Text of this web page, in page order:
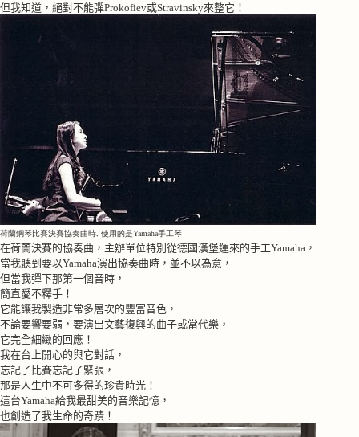
但我知道，絕對不能彈Prokofiev或Stravinsky來整它！
荷蘭鋼琴比賽決賽協奏曲時, 使用的是Yamaha手工琴
在荷蘭決賽的協奏曲，主辦單位特別從德國漢堡運來的手工Yamaha ，
當我聽到要以Yamaha演出協奏曲時，並不以為意，
但當我彈下那第一個音時，
簡直愛不釋手！
它能讓我製造非常多層次的豐富音色，
不論要響要弱，要演出文藝復興的曲子或當代樂，
它完全細緻的回應！
我在台上開心的與它對話，
忘記了比賽忘記了緊張，
那是人生中不可多得的珍貴時光！
這台Yamaha給我最甜美的音樂記憶，
也創造了我生命的奇蹟！